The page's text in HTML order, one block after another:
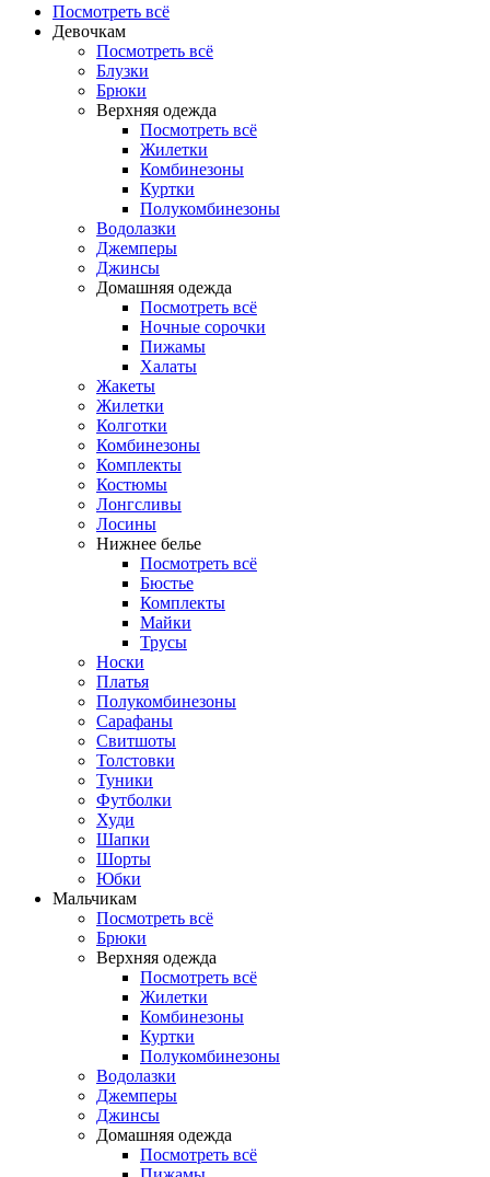
Посмотреть всё
Девочкам
Посмотреть всё
Блузки
Брюки
Верхняя одежда
Посмотреть всё
Жилетки
Комбинезоны
Куртки
Полукомбинезоны
Водолазки
Джемперы
Джинсы
Домашняя одежда
Посмотреть всё
Ночные сорочки
Пижамы
Халаты
Жакеты
Жилетки
Колготки
Комбинезоны
Комплекты
Костюмы
Лонгсливы
Лосины
Нижнее белье
Посмотреть всё
Бюстье
Комплекты
Майки
Трусы
Носки
Платья
Полукомбинезоны
Сарафаны
Свитшоты
Толстовки
Туники
Футболки
Худи
Шапки
Шорты
Юбки
Мальчикам
Посмотреть всё
Брюки
Верхняя одежда
Посмотреть всё
Жилетки
Комбинезоны
Куртки
Полукомбинезоны
Водолазки
Джемперы
Джинсы
Домашняя одежда
Посмотреть всё